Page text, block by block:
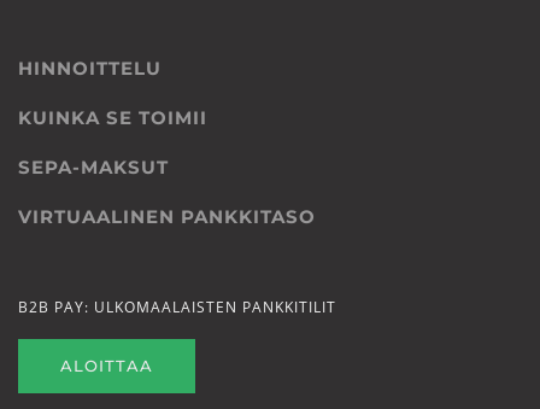
HINNOITTELU
KUINKA SE TOIMII
SEPA-MAKSUT
VIRTUAALINEN PANKKITASO
B2B PAY: ULKOMAALAISTEN PANKKITILIT
ALOITTAA